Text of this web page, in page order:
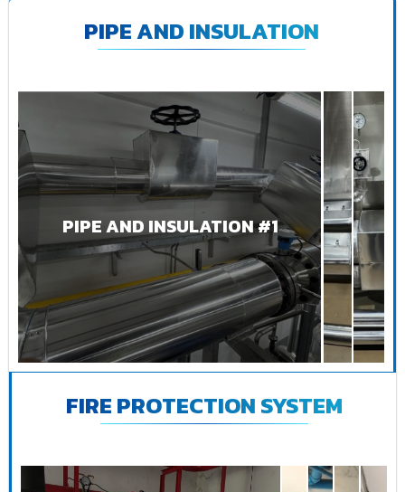
PIPE AND INSULATION
PIPE AND INSULATION #1
FIRE PROTECTION SYSTEM